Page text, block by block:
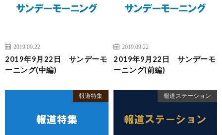
2019.09.22
2019年9月22日 サンデーモ
ーニング(中編)
2019.09.22
2019年9月22日 サンデーモ
ーニング(前編)
報道特集 報道ステーション